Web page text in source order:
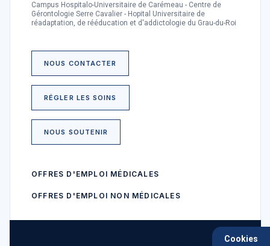
Campus Hospitalo-Universitaire de Carémeau - Centre de
Gérontologie Serre Cavalier - Hopital Universitaire de
réadaptation, de rééducation et d'addictologie du Grau-du-Roi
NOUS CONTACTER
RÉGLER LES SOINS
NOUS SOUTENIR
OFFRES D'EMPLOI MÉDICALES
OFFRES D'EMPLOI NON MÉDICALES
Cookies